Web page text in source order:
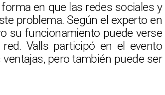
en que las redes sociales y
problema. Según el experto en
su funcionamiento puede verse
Valls participó en el evento
pero también puede ser